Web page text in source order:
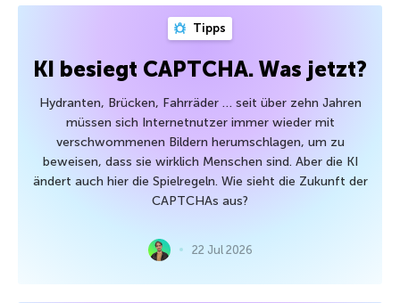
Tipps
KI besiegt CAPTCHA. Was jetzt?
Hydranten, Brücken, Fahrräder … seit über zehn Jahren
müssen sich Internetnutzer immer wieder mit
verschwommenen Bildern herumschlagen, um zu
beweisen, dass sie wirklich Menschen sind. Aber die KI
ändert auch hier die Spielregeln. Wie sieht die Zukunft der
CAPTCHAs aus?
22 Jul 2026